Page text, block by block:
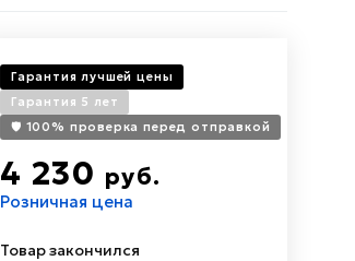
Гарантия лучшей цены
Гарантия 5 лет
🛡️ 100% проверка перед отправкой
4 230 руб.
Розничная цена
Товар закончился